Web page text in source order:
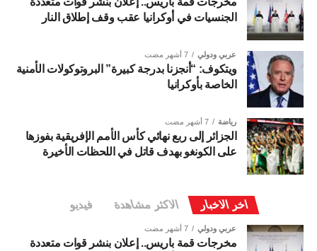
الجنسيات في أوكرانيا عقب وقف إطلاق النار
عربي ودولي 7 أشهر مضت
ويتكوف: “أنجزنا بدرجة كبيرة” البروتوكولات الأمنية
الخاصة بأوكرانيا
رياضة 7 أشهر مضت
الجزائر إلى ربع نهائي كأس الأمم الإفريقية بفوزها
على الكونغو بهدف قاتل في اللحظات الأخيرة
اخر الاخبار الاكثر مشاهدة فيديو
عربي ودولي 7 أشهر مضت
مخرجات قمة باريس.. إعلان بنشر قوات متعددة